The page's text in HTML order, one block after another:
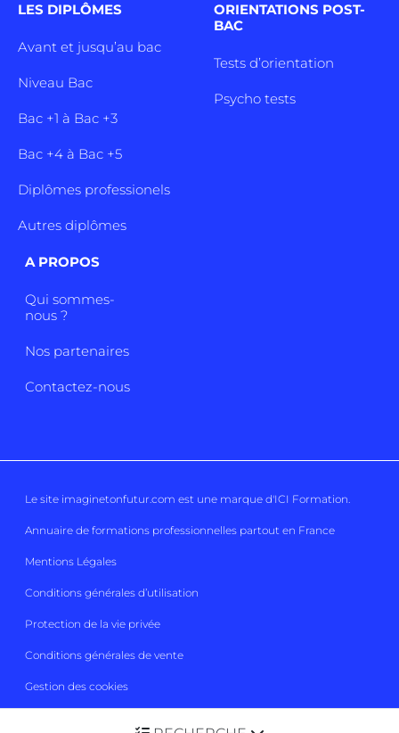
LES DIPLÔMES
Avant et jusqu’au bac
Niveau Bac
Bac +1 à Bac +3
Bac +4 à Bac +5
Diplômes professionels
Autres diplômes
ORIENTATIONS POST-
BAC
Tests d’orientation
Psycho tests
A PROPOS
Qui sommes-
nous ?
Nos partenaires
Contactez-nous
Le site imaginetonfutur.com est une marque d'ICI Formation.
Annuaire de formations professionnelles partout en France
Mentions Légales
Conditions générales d’utilisation
Protection de la vie privée
Conditions générales de vente
Gestion des cookies
Imaginetonfutur 2026 Tous droits réservés